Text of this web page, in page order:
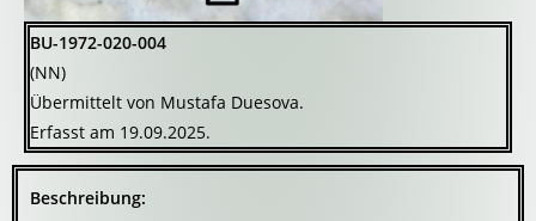
BU-1972-020-004
(NN)
Übermittelt von Mustafa Duesova.
Erfasst am 19.09.2025.
Beschreibung: